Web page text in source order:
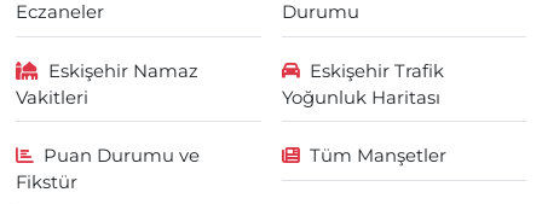
Eczaneler
Durumu
Eskişehir Namaz
Vakitleri
Eskişehir Trafik
Yoğunluk Haritası
Puan Durumu ve
Fikstür
Tüm Manşetler